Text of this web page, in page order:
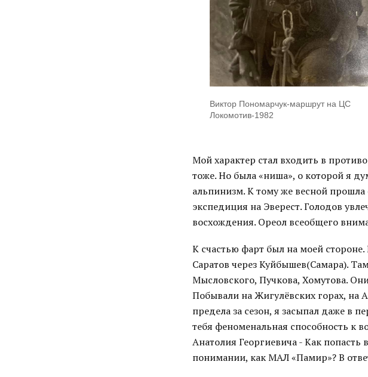
Виктор Пономарчук-маршрут на ЦС
Локомотив-1982
Мой характер стал входить в
тоже. Но была «ниша», о которой я
альпинизм. К тому же весной прошла
экспедиция на Эверест. Голодов
восхождения. Ореол всеобщего
К счастью фарт был на моей
Саратов через Куйбышев(Самара).
Мысловского, Пучкова, Хомутова.
Побывали на Жигулёвских горах, на
предела за сезон, я засыпал даже в
тебя феноменальная способность к
Анатолия Георгиевича - Как
понимании, как МАЛ «Памир»? В